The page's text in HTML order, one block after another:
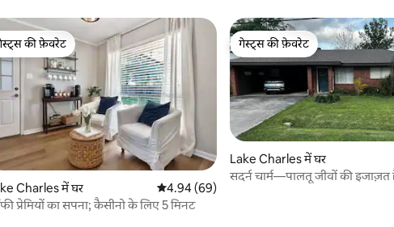
101 समीक्षाएँ
गेस्ट्स की फ़ेवरेट
की फ़ेवरेट
Charles में घर औसत रेटिंग 5 में से 4.94, 69 समीक्षाएँ
4.94 (69)
प्रेमियों का सपना; कैसीनो के लिए 5 मिनट
गेस्ट्स की फ़ेवरेट
गेस्ट्स की फ़ेवरेट
Lake Charles में घर
सदर्न चार्म—पालतू जीवों की इजाज़त